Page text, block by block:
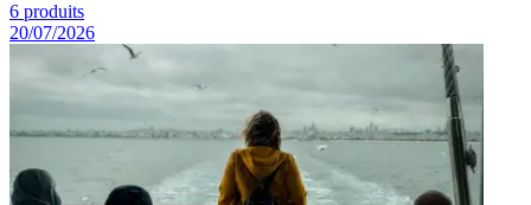
6 produits
20/07/2026